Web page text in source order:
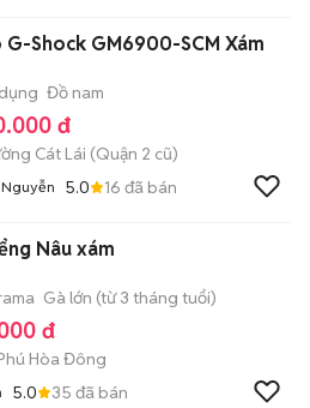
G-Shock GM6900-SCM Xám
Đồ nam
đ
Cát Lái (Quận 2 cũ)
5.0 16 đã bán
Nâu xám
Gà lớn (từ 3 tháng tuổi)
đ
Hòa Đông
5.0 35 đã bán